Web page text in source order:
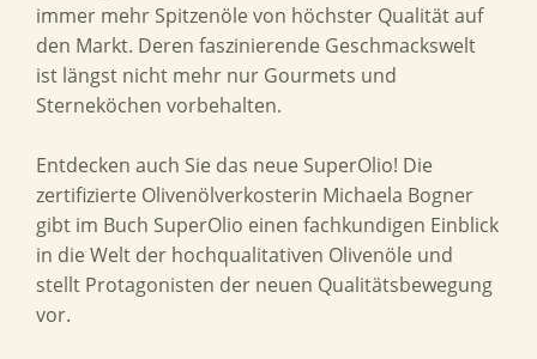
immer mehr Spitzenöle von höchster Qualität auf
den Markt. Deren faszinierende Geschmackswelt
ist längst nicht mehr nur Gourmets und
Sterneköchen vorbehalten.
Entdecken auch Sie das neue SuperOlio! Die
zertifizierte Olivenölverkosterin Michaela Bogner
gibt im Buch SuperOlio einen fachkundigen Einblick
in die Welt der hochqualitativen Olivenöle und
stellt Protagonisten der neuen Qualitätsbewegung
vor.